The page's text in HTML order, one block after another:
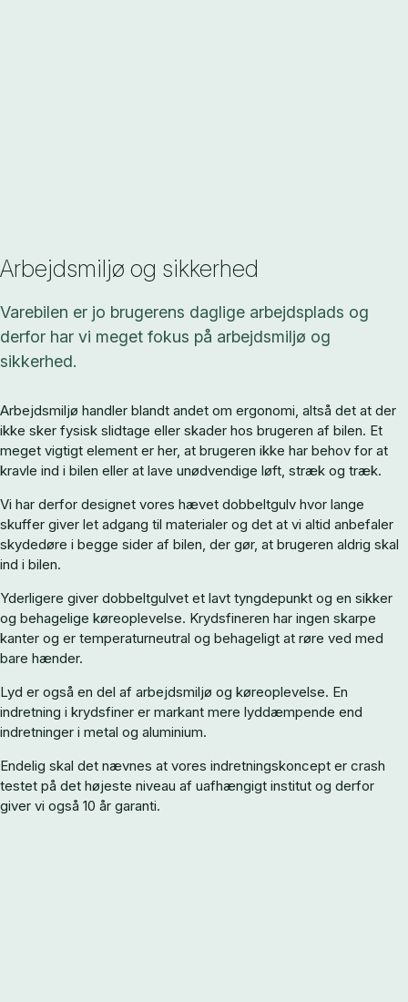
Arbejdsmiljø og sikkerhed
Varebilen er jo brugerens daglige arbejdsplads og
derfor har vi meget fokus på arbejdsmiljø og
sikkerhed.
Arbejdsmiljø handler blandt andet om ergonomi, altså det at der
ikke sker fysisk slidtage eller skader hos brugeren af bilen. Et
meget vigtigt element er her, at brugeren ikke har behov for at
kravle ind i bilen eller at lave unødvendige løft, stræk og træk.
Vi har derfor designet vores hævet dobbeltgulv hvor lange
skuffer giver let adgang til materialer og det at vi altid anbefaler
skydedøre i begge sider af bilen, der gør, at brugeren aldrig skal
ind i bilen.
Yderligere giver dobbeltgulvet et lavt tyngdepunkt og en sikker
og behagelige køreoplevelse. Krydsfineren har ingen skarpe
kanter og er temperaturneutral og behageligt at røre ved med
bare hænder.
Lyd er også en del af arbejdsmiljø og køreoplevelse. En
indretning i krydsfiner er markant mere lyddæmpende end
indretninger i metal og aluminium.
Endelig skal det nævnes at vores indretningskoncept er crash
testet på det højeste niveau af uafhængigt institut og derfor
giver vi også 10 år garanti.